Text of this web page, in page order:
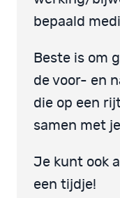
bepaald
Beste is om
de voor- en
die op een
samen met
Je kunt ook
een tijdje!